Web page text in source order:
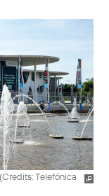
Credits: Telefónica